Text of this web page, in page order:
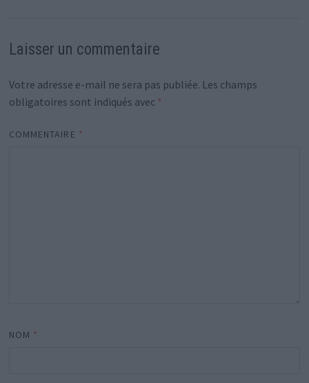
Laisser un commentaire
Votre adresse e-mail ne sera pas publiée. Les champs
obligatoires sont indiqués avec *
COMMENTAIRE *
NOM *